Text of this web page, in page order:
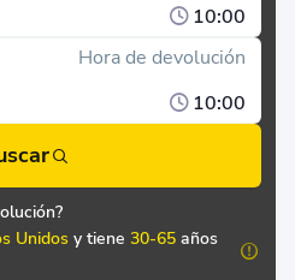
10:00
Hora de devolución
10:00
Unidos y tiene 30-65 años